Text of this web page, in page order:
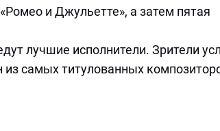
и Джульетте», а затем пятая
лучшие исполнители. Зрители
самых титулованных